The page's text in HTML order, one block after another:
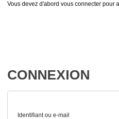
Vous devez d'abord vous connecter pour
CONNEXION
Identifiant ou e-mail